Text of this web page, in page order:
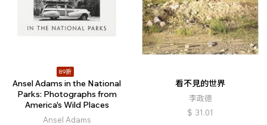
89折
Ansel Adams in the National
Parks: Photographs from
America's Wild Places
Ansel Adams
看不見的世界
李政德
$ 31.01